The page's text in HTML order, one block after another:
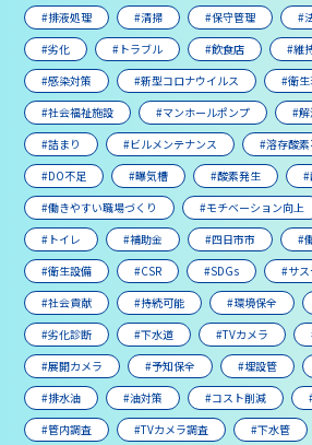
#排液処理
#清掃 #保守管理 #
#劣化
#トラブル #飲食店 #維
#感染対策
#新型コロナウイルス #衛
#社会福祉施設
#マンホールポンプ #
#詰まり
#ビルメンテナンス #溶存酸
#DO不足
#曝気槽 #酸素発生 #
#働きやすい職場づくり
#モチベーション向上
#トイレ
#補助金 #四日市市
#
#衛生設備
#CSR #SDGs
#サス
#社会貢献
#持続可能 #環境保全
#劣化診断
#下水道 #TVカメラ
#展開カメラ
#予知保全 #埋設管
#排水油
#油対策 #コスト削減
#管内調査
#TVカメラ調査 #下水管